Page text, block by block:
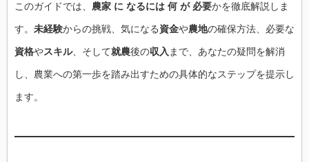
このガイドでは、 農家 に なるには 何 が 必要かを徹底解説しま
す。 未経験からの挑戦、気になる資金や農地の確保方法、必要な
資格やスキル、そして就農後の収入 まで、あなたの疑問を解消
し、農業への第一歩を踏み出すための具体的なステップを提示し
ます。